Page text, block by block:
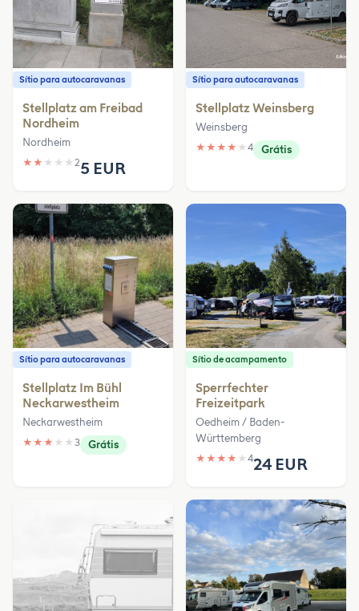
Sítio para autocaravanas
Stellplatz am Freibad
Nordheim
Nordheim
★ ★ ★ ★ ★ 25 EUR
Sítio para autocaravanas
Stellplatz Weinsberg
Weinsberg
★ ★ ★ ★ ★ 4 Grátis
Sítio para autocaravanas
Stellplatz Im Bühl
Neckarwestheim
Neckarwestheim
★ ★ ★ ★ ★ 3 Grátis
Sítio de acampamento
Sperrfechter
Freizeitpark
Oedheim / Baden-
Württemberg
★ ★ ★ ★ ★ 424 EUR